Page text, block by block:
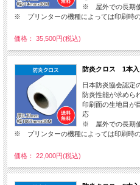
※ 屋外での長期使
※ プリンターの機種によっては印刷時の
価格： 35,500円(税込)
防炎クロス 1本
日本防炎協会認定
防炎性能が求めら
印刷面の生地目が
応
※ 屋外での長期使
※ プリンターの機種によっては印刷時の
価格： 22,000円(税込)